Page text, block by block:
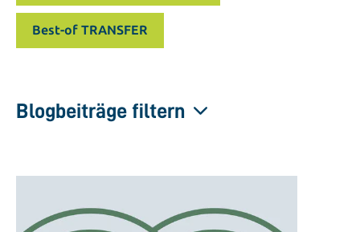
Best-of TRANSFER
Blogbeiträge filtern